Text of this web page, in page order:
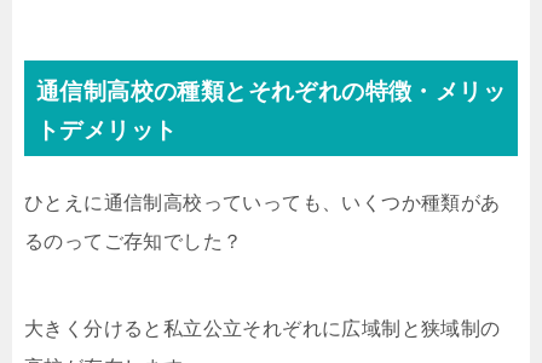
通信制高校の種類とそれぞれの特徴・メリッ
トデメリット
ひとえに通信制高校っていっても、いくつか種類があ
るのってご存知でした？
大きく分けると私立公立それぞれに広域制と狭域制の